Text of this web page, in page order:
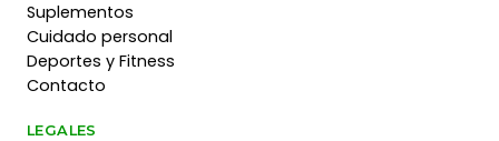
Suplementos
Cuidado personal
Deportes y Fitness
Contacto
LEGALES